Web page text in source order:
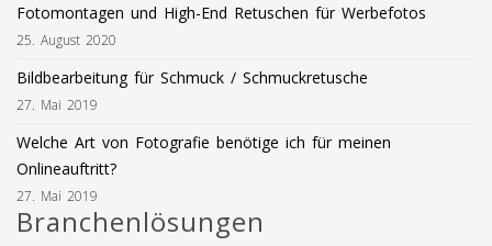
Fotomontagen und High-End Retuschen für Werbefotos
25. August 2020
Bildbearbeitung für Schmuck / Schmuckretusche
27. Mai 2019
Welche Art von Fotografie benötige ich für meinen
Onlineauftritt?
27. Mai 2019
Branchenlösungen